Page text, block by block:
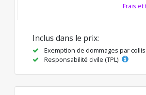
Frais et
Inclus dans le prix:
Exemption de dommages par
Responsabilité civile (TPL)